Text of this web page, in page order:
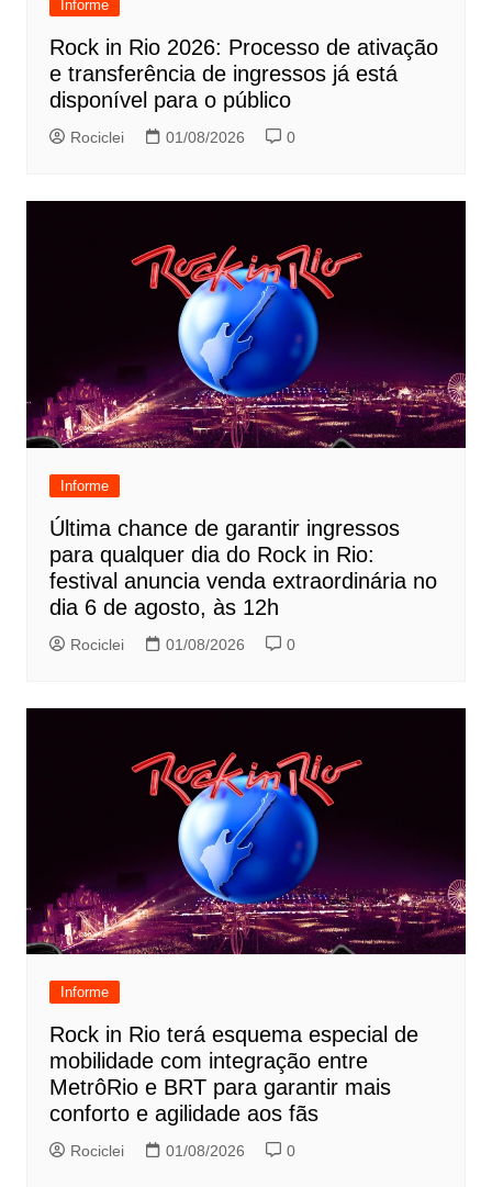
Informe
Rock in Rio 2026: Processo de ativação
e transferência de ingressos já está
disponível para o público
Rociclei 01/08/2026 0
Informe
Última chance de garantir ingressos
para qualquer dia do Rock in Rio:
festival anuncia venda extraordinária no
dia 6 de agosto, às 12h
Rociclei 01/08/2026 0
Informe
Rock in Rio terá esquema especial de
mobilidade com integração entre
MetrôRio e BRT para garantir mais
conforto e agilidade aos fãs
Rociclei 01/08/2026 0